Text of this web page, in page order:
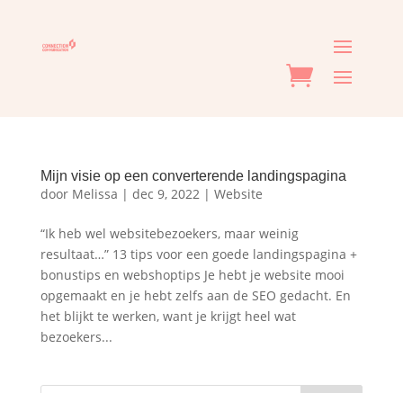
Mijn visie op een converterende landingspagina
door Melissa | dec 9, 2022| Website
“Ik heb wel websitebezoekers, maar weinig
resultaat…” 13 tips voor een goede landingspagina +
bonustips en webshoptips Je hebt je website mooi
opgemaakt en je hebt zelfs aan de SEO gedacht. En
het blijkt te werken, want je krijgt heel wat
bezoekers...